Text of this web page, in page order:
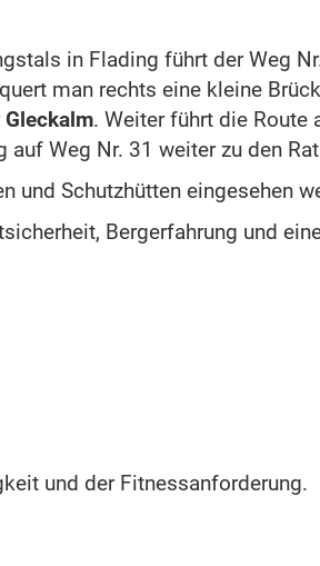
in Flading führt der Weg
man rechts eine kleine
Gleckalm. Weiter führt die Route
auf Weg Nr. 31 weiter zu den
und Schutzhütten eingesehen
Bergerfahrung und
und der Fitnessanforderung.